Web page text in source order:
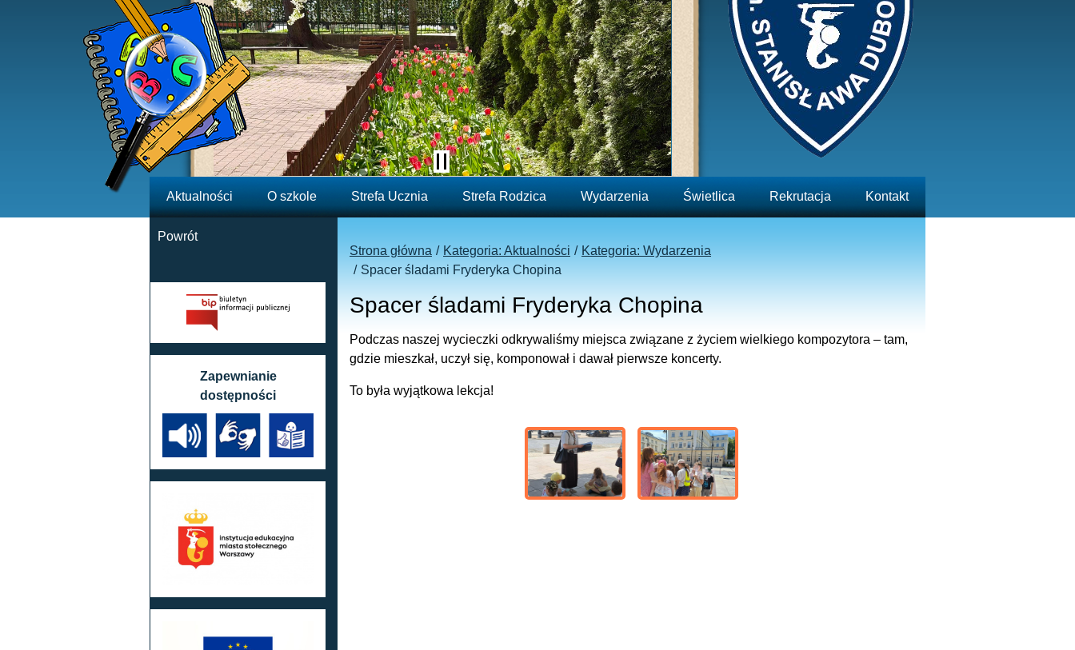
Aktualności O szkole Strefa Ucznia Strefa Rodzica Wydarzenia Świetlica Rekrutacja Kontakt
Strona główna Kategoria: Aktualności
Kategoria: Wydarzenia
Spacer śladami Fryderyka Chopina
Spacer śladami Fryderyka Chopina
Podczas naszej wycieczki odkrywaliśmy miejsca związane z życiem wielkiego kompozytora – tam,
gdzie mieszkał, uczył się, komponował i dawał pierwsze koncerty.
To była wyjątkowa lekcja!
Powrót
Zapewnianie
dostępności